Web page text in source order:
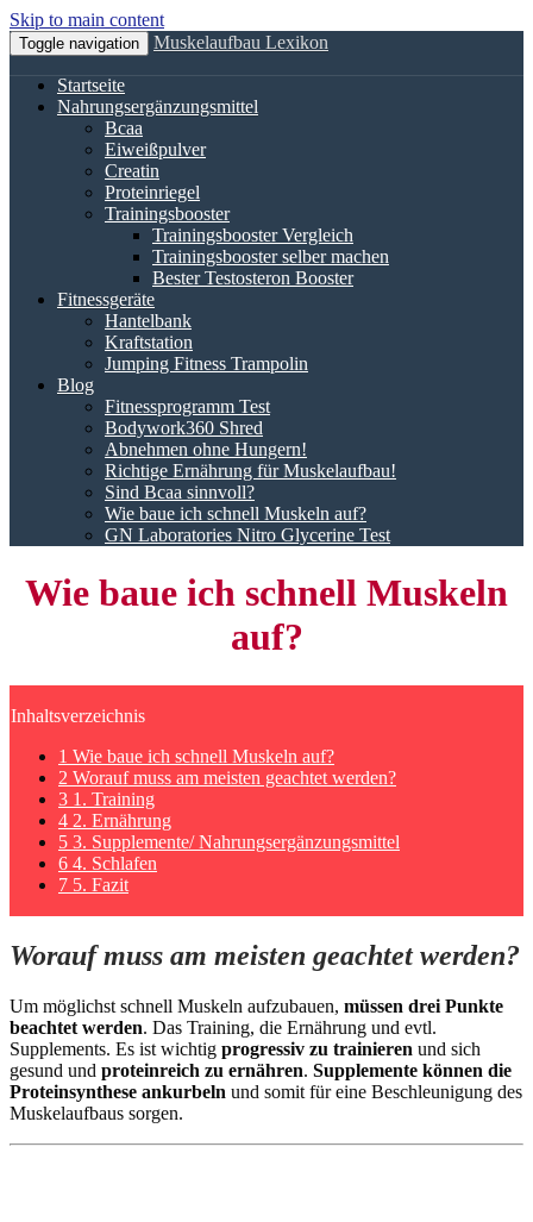
Skip to main content
Toggle navigation Muskelaufbau Lexikon
Startseite
Nahrungsergänzungsmittel
Bcaa
Eiweißpulver
Creatin
Proteinriegel
Trainingsbooster
Trainingsbooster Vergleich
Trainingsbooster selber machen
Bester Testosteron Booster
Fitnessgeräte
Hantelbank
Kraftstation
Jumping Fitness Trampolin
Blog
Fitnessprogramm Test
Bodywork360 Shred
Abnehmen ohne Hungern!
Richtige Ernährung für Muskelaufbau!
Sind Bcaa sinnvoll?
Wie baue ich schnell Muskeln auf?
GN Laboratories Nitro Glycerine Test
Wie baue ich schnell Muskeln
auf?
Inhaltsverzeichnis
1 Wie baue ich schnell Muskeln auf?
2 Worauf muss am meisten geachtet werden?
3 1. Training
4 2. Ernährung
5 3. Supplemente/ Nahrungsergänzungsmittel
6 4. Schlafen
7 5. Fazit
Worauf muss am meisten geachtet werden?
Um möglichst schnell Muskeln aufzubauen, müssen drei Punkte
beachtet werden. Das Training, die Ernährung und evtl.
Supplements. Es ist wichtig progressiv zu trainieren und sich
gesund und proteinreich zu ernähren. Supplemente können die
Proteinsynthese ankurbeln und somit für eine Beschleunigung des
Muskelaufbaus sorgen.